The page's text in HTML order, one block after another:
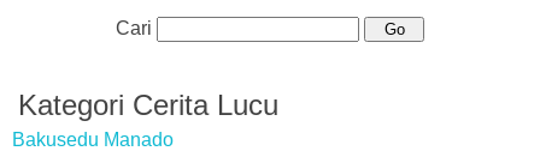
Cari
Kategori Cerita Lucu
Bakusedu Manado